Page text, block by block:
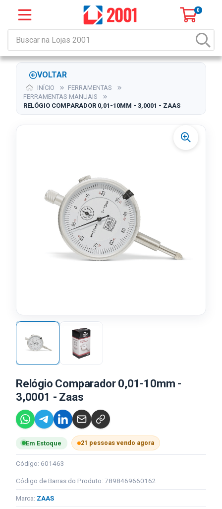
0
VOLTAR
INÍCIO
FERRAMENTAS
FERRAMENTAS MANUAIS
RELÓGIO COMPARADOR 0,01-10MM - 3,0001 - ZAAS
Relógio Comparador 0,01-10mm -
3,0001 - Zaas
Em Estoque 21 pessoas vendo agora
Código: 601463
Código de Barras do Produto: 7898469660162
Marca: ZAAS